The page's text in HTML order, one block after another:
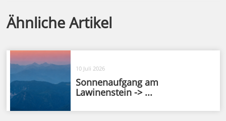
Ähnliche Artikel
10 Juli 2026
Sonnenaufgang am
Lawinenstein -> ...